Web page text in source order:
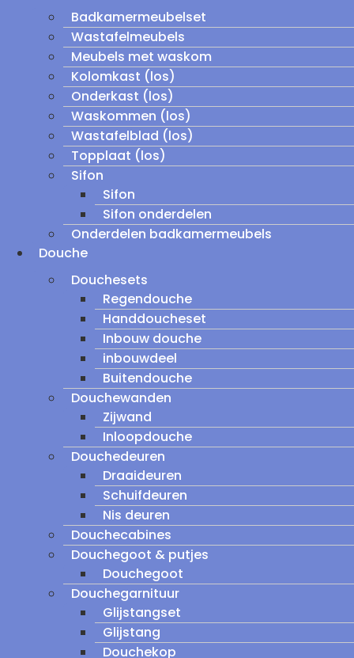
Badkamermeubelset
Wastafelmeubels
Meubels met waskom
Kolomkast (los)
Onderkast (los)
Waskommen (los)
Wastafelblad (los)
Topplaat (los)
Sifon
Sifon
Sifon onderdelen
Onderdelen badkamermeubels
Douche
Douchesets
Regendouche
Handdoucheset
Inbouw douche
inbouwdeel
Buitendouche
Douchewanden
Zijwand
Inloopdouche
Douchedeuren
Draaideuren
Schuifdeuren
Nis deuren
Douchecabines
Douchegoot & putjes
Douchegoot
Douchegarnituur
Glijstangset
Glijstang
Douchekop